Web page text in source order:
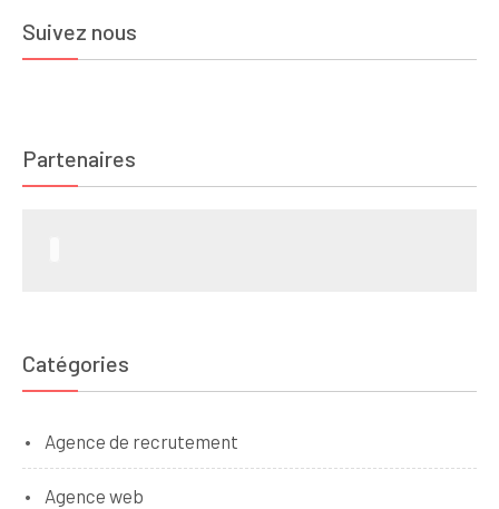
Suivez nous
Partenaires
Catégories
Agence de recrutement
Agence web